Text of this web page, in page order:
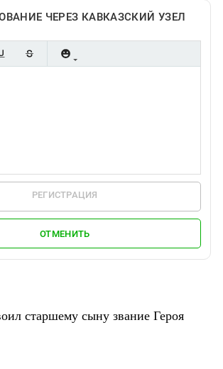
ЧЕРЕЗ КАВКАЗСКИЙ УЗЕЛ
РЕГИСТРАЦИЯ
ОТМЕНИТЬ
старшему сыну звание Героя